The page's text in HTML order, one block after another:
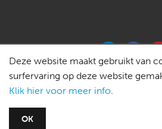
Deze website maakt gebruikt van
surfervaring op deze website
Klik hier voor meer info.
OK